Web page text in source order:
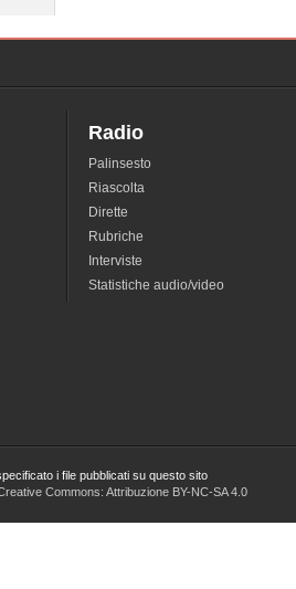
Radio
Palinsesto
Riascolta
Dirette
Rubriche
Interviste
Statistiche audio/video
i file pubblicati su questo sito
Commons: Attribuzione BY-NC-SA 4.0